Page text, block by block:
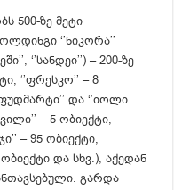
500-ზე მეტი
‘’ნიკორა’’
‘’სანდეი’’) – 200-ზე
‘’ფრესკო’’ – 8
და ‘’იოლი
– 5 ობიექტი,
– 95 ობიექტი,
ობიექტი და სხვ.), აქედან
გარდა